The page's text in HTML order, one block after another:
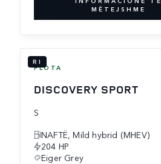
MËTEJSHME
RI
FLOTA
DISCOVERY SPORT
S
NAFTË, Mild hybrid (MHEV)
204 HP
Eiger Grey